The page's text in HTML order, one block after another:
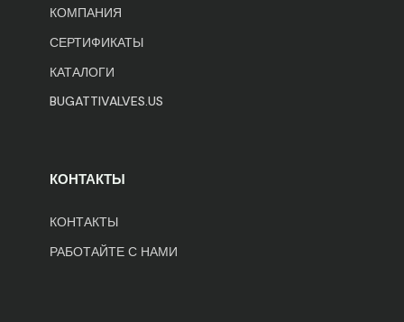
КОМПАНИЯ
СЕРТИФИКАТЫ
КАТАЛОГИ
BUGATTIVALVES.US
КОНТАКТЫ
КОНТАКТЫ
РАБОТАЙТЕ С НАМИ